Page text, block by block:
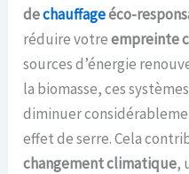
dechauffageéco-
réduire votreempreinte
sources d’énergie
la biomasse, ces
diminuer
effet de serre. Cela
changement climatique,